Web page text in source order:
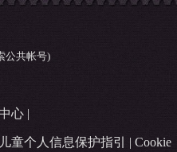
公共帐号)
心 |
儿童个人信息保护指引 | Cookie